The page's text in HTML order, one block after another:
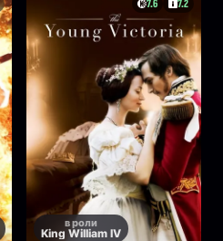
7.6 7.2
в роли
King William IV